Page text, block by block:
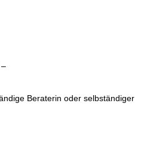
–l
r
Beraterin oder selbständiger